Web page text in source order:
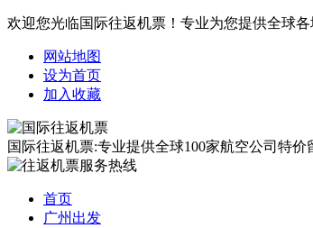
欢迎您光临国际往返机票！专业为您提供全球各
网站地图
设为首页
加入收藏
国际往返机票:专业提供全球100家航空公司特
首页
广州出发